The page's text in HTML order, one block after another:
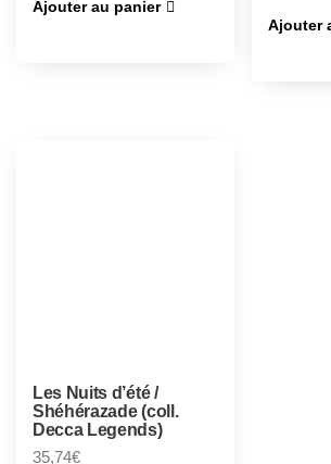
Ajouter au panier
Ajouter
Les Nuits d’été /
Shéhérazade (coll.
Decca Legends)
35,74€